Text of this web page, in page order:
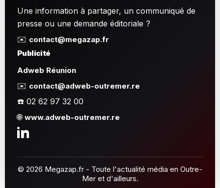
Une information à partager, un communiqué de
presse ou une demande éditoriale ?
✉️ contact@megazap.fr
Publicité
Adweb Réunion
✉️ contact@adweb-outremer.re
☎️ 02 62 97 32 00
🌐www.adweb-outremer.re
© 2026 Megazap.fr - Toute l'actualité média en Outre-
Mer et d'ailleurs.